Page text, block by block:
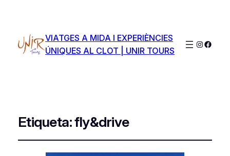
VIATGES A MIDA I EXPERIÈNCIES
ÚNIQUES AL CLOT | UNIR TOURS
Etiqueta:fly&drive